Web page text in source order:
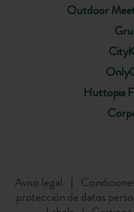
Outdoor
Huttopia
Aviso legal
protección de datos